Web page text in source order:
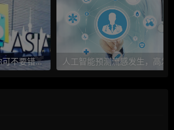
今年的CES Asia，你可不要错过这些自动驾驶看点